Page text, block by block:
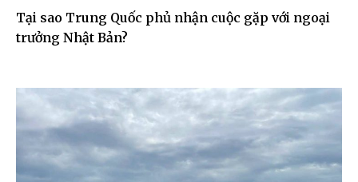
Tại sao Trung Quốc phủ nhận cuộc gặp với ngoại
trưởng Nhật Bản?